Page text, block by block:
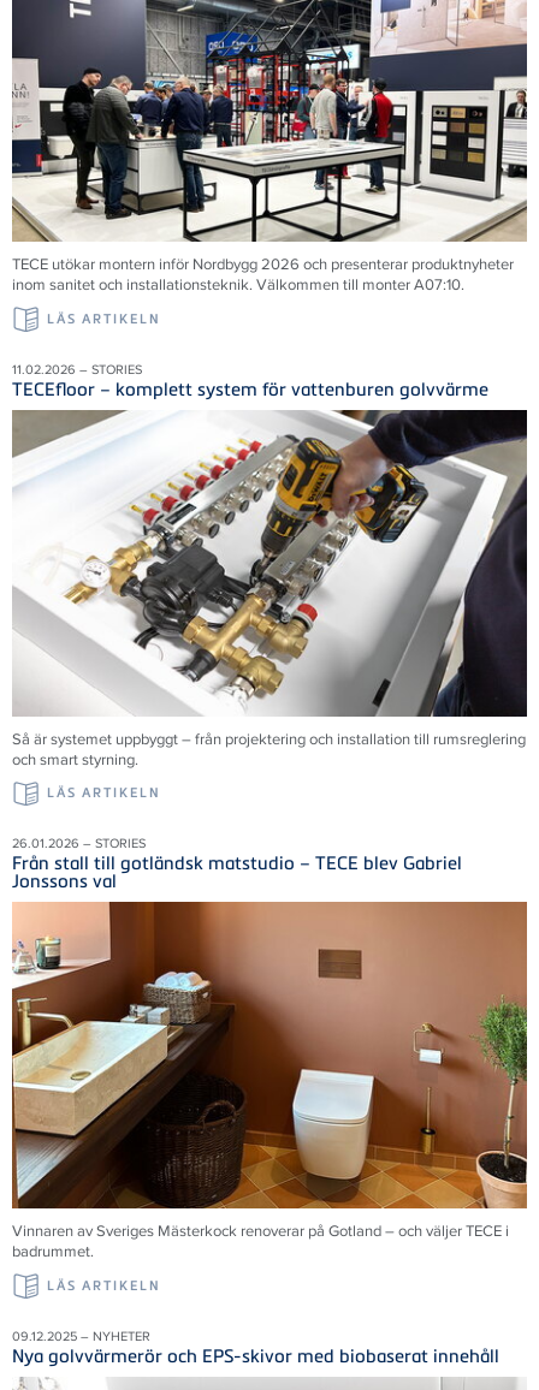
TECE utökar montern inför Nordbygg 2026 och presenterar produktnyheter
inom sanitet och installationsteknik. Välkommen till monter A07:10.
LÄS ARTIKELN
11.02.2026 – STORIES
TECEfloor – komplett system för vattenburen golvvärme
Så är systemet uppbyggt – från projektering och installation till rumsreglering
och smart styrning.
LÄS ARTIKELN
26.01.2026 – STORIES
Från stall till gotländsk matstudio – TECE blev Gabriel
Jonssons val
Vinnaren av Sveriges Mästerkock renoverar på Gotland – och väljer TECE i
badrummet.
LÄS ARTIKELN
09.12.2025 – NYHETER
Nya golvvärmerör och EPS-skivor med biobaserat innehåll